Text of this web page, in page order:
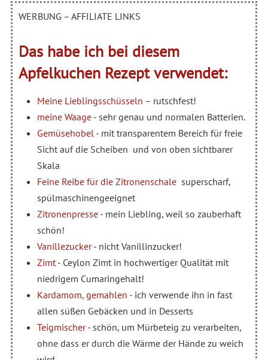
WERBUNG – AFFILIATE LINKS
Das habe ich bei diesem
Apfelkuchen Rezept verwendet:
Meine Lieblingsschüsseln – rutschfest!
meine Waage- sehr genau und normalen Batterien.
Gemüsehobel - mit transparentem Bereich für freie
Sicht auf die Scheiben und von oben sichtbarer
Skala
Feine Reibe für die Zitronenschale superscharf,
spülmaschinengeeignet
Zitronenpresse- mein Liebling, weil so zauberhaft
schön!
Vanillezucker- nicht Vanillinzucker!
Zimt- Ceylon Zimt in hochwertiger Qualität mit
niedrigem Cumaringehalt!
Kardamom, gemahlen - ich verwende ihn in fast
allen süßen Gebäcken und in Desserts
Teigmischer- schön, um Mürbeteig zu verarbeiten,
ohne dass er durch die Wärme der Hände zu weich